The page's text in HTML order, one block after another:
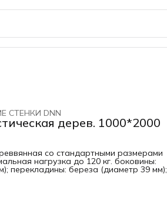
СТЕНКИ DNN
дерев. 1000*2000
со стандартными размерами
нагрузка до 120 кг. боковины:
перекладины: береза (диаметр 39 мм);
1000 мм; глубина: 130 мм; покрытие:
основе (по согласованию);
виде; крепеж в комплекте.